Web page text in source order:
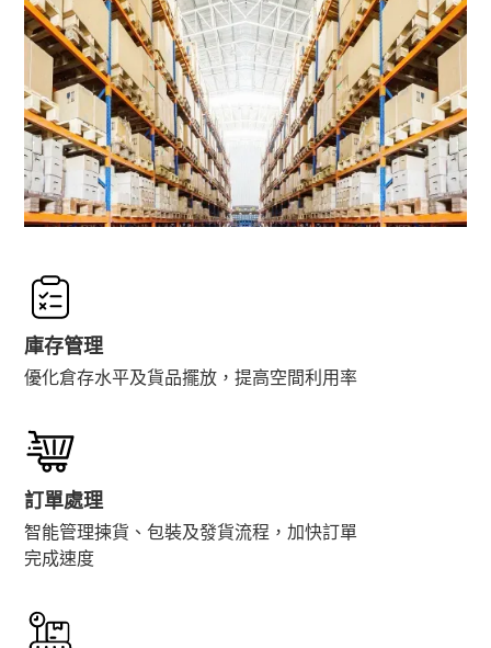
庫存管理
優化倉存水平及貨品擺放，提高空間利用率
訂單處理
智能管理揀貨、包裝及發貨流程，加快訂單
完成速度